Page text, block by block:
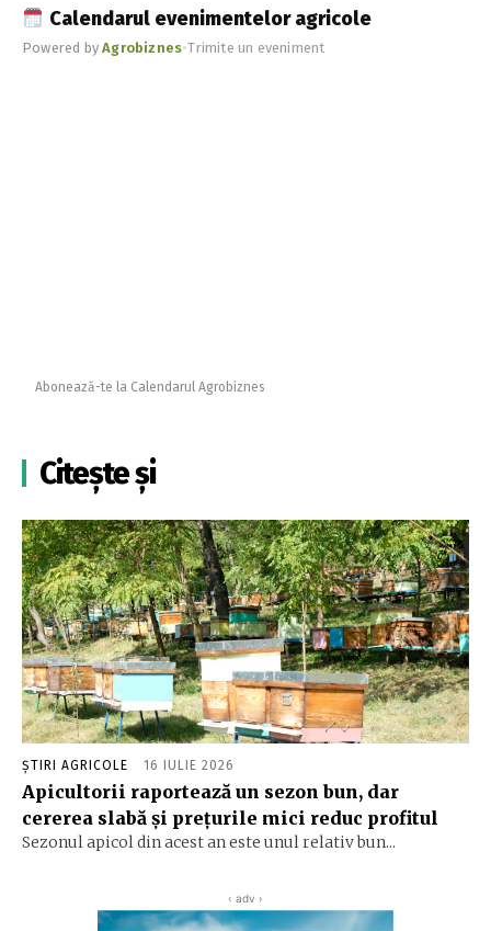
Calendarul evenimentelor agricole
Powered byAgrobiznes•Trimite un eveniment
Abonează-te la Calendarul Agrobiznes
Citește și
ȘTIRI AGRICOLE 16 IULIE 2026
Apicultorii raportează un sezon bun, dar
cererea slabă și prețurile mici reduc profitul
Sezonul apicol din acest an este unul relativ bun...
‹ adv ›